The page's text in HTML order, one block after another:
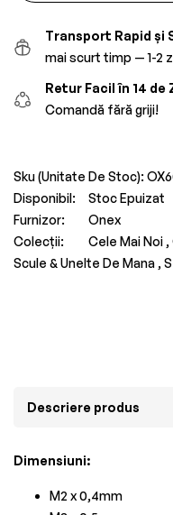
Transport Rapid și
mai scurt timp — 1-2
Retur Facil în 14 de
Comandă fără griji!
Sku (Unitate De Stoc):
Disponibil:
Stoc Epuizat
Furnizor:
Onex
Colecții:
Cele Mai Noi ,
Scule & Unelte De Mana ,
Descriere produs
Dimensiuni:
M2 x 0,4mm